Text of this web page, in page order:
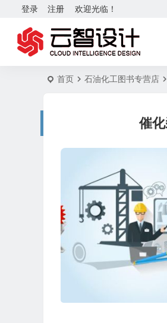
欢迎光临！
登录 注册
首页 石油化工图书专营店
催